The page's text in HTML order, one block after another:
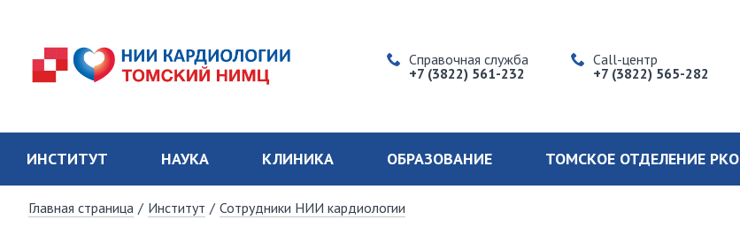
Справочная служба
+7 (3822) 561-232
Call-центр
+7 (3822) 565-282
ИНСТИТУТ НАУКА КЛИНИКА ОБРАЗОВАНИЕ ТОМСКОЕ ОТДЕЛЕНИЕ РКО
Главная страница / Институт / Сотрудники НИИ кардиологии